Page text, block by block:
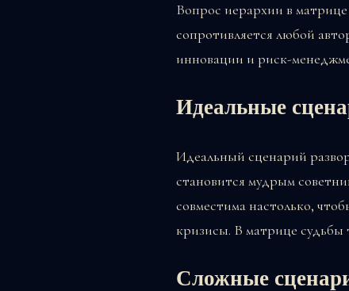
Вопрос иерархии в
сопротивляется любой
инновации и риск-
Идеальные
Идеальный сценарий
становится мудрым
совместима настолько,
кризисы. В матрице судьбы
Сложные